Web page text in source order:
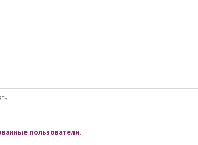
пользователи.